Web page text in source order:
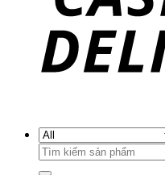
Search
for: